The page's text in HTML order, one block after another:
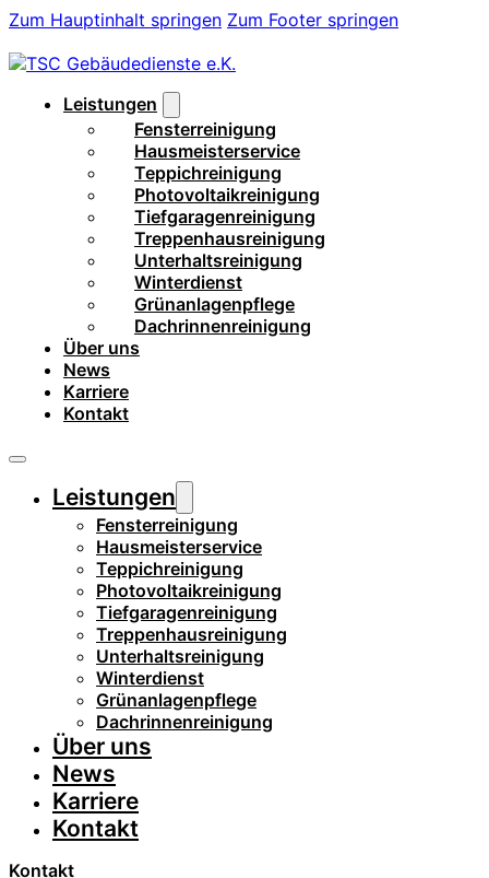
Zum Hauptinhalt springen Zum Footer springen
Leistungen
Fensterreinigung
Hausmeisterservice
Teppichreinigung
Photovoltaikreinigung
Tiefgaragenreinigung
Treppenhausreinigung
Unterhaltsreinigung
Winterdienst
Grünanlagenpflege
Dachrinnenreinigung
Über uns
News
Karriere
Kontakt
Leistungen
Fensterreinigung
Hausmeisterservice
Teppichreinigung
Photovoltaikreinigung
Tiefgaragenreinigung
Treppenhausreinigung
Unterhaltsreinigung
Winterdienst
Grünanlagenpflege
Dachrinnenreinigung
Über uns
News
Karriere
Kontakt
Kontakt